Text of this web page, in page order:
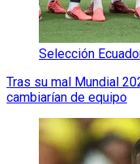
Selección
Tras su mal Mundial
cambiarían de equipo